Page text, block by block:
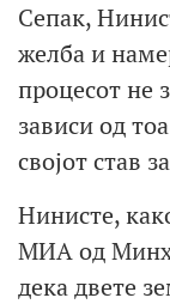
Сепак,
желба и
процесот не
зависи од
својот став
Нинисте,
МИА од
дека двете